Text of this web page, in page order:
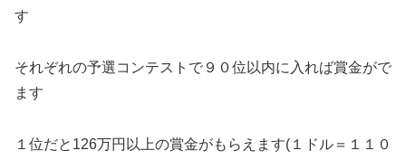
す
それぞれの予選コンテストで９０位以内に入れば賞金がで
ます
１位だと126万円以上の賞金がもらえます(１ドル＝１１０